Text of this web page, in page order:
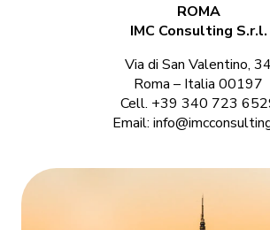
ROMA
.IMC Consulting S.r.l
Via di San Valentino, 34
00197 Roma – Italia
Cell. +39 340 723
Email: